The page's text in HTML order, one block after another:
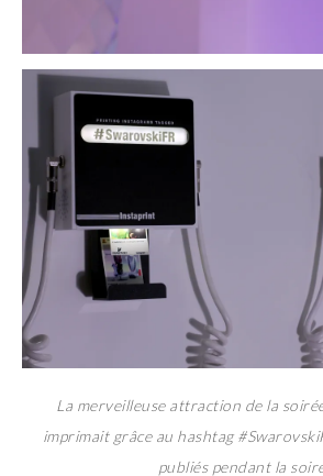
La merveilleuse attraction de la
imprimait grâce au hashtag
publiés pendant la